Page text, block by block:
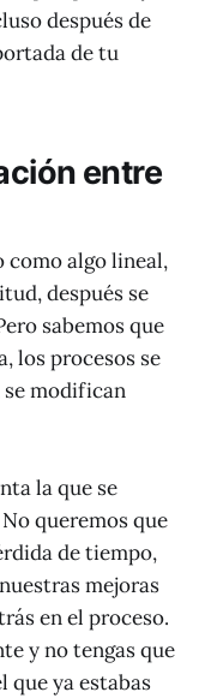
después de
de tu
entre
como algo lineal,
después se
sabemos que
los procesos se
se modifican
la que se
queremos que
de tiempo,
mejoras
en el proceso.
y no tengas que
que ya estabas